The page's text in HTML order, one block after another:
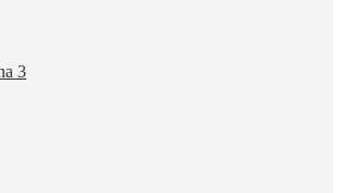
3